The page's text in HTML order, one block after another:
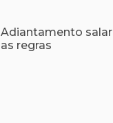
Adiantamento
as regras